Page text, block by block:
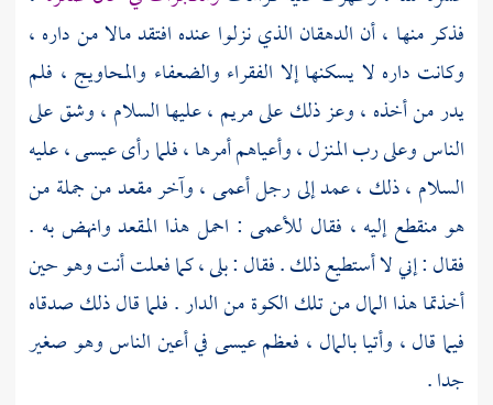
فذكر منها ، أن الدهقان الذي نزلوا عنده افتقد مالا من داره ،
وكانت داره لا يسكنها إلا الفقراء والضعفاء والمحاويج ، فلم
يدر من أخذه ، وعز ذلك علىمريم ، عليها السلام ، وشق على
الناس وعلى رب المنزل ، وأعياهم أمرها ، فلما رأىعيسى، عليه
السلام ، ذلك ، عمد إلى رجل أعمى ، وآخر مقعد من جملة من
هو منقطع إليه ، فقال للأعمى : احمل هذا المقعد وانهض به .
فقال : إني لا أستطيع ذلك . فقال : بلى ، كما فعلت أنت وهو حين
أخذتما هذا المال من تلك الكوة من الدار . فلما قال ذلك صدقاه
فيما قال ، وأتيا بالمال ، فعظم عيسى في أعين الناس وهو صغير
جدا .